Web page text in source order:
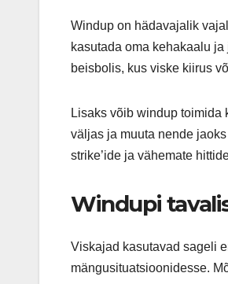
Windup on hädavajalik
kasutada oma kehakaalu
beisbolis, kus viske kiirus
Lisaks võib windup toimida
väljas ja muuta nende
strike’ide ja vähemate
Windupi
Viskajad kasutavad sageli
mängusituatsioonidesse.